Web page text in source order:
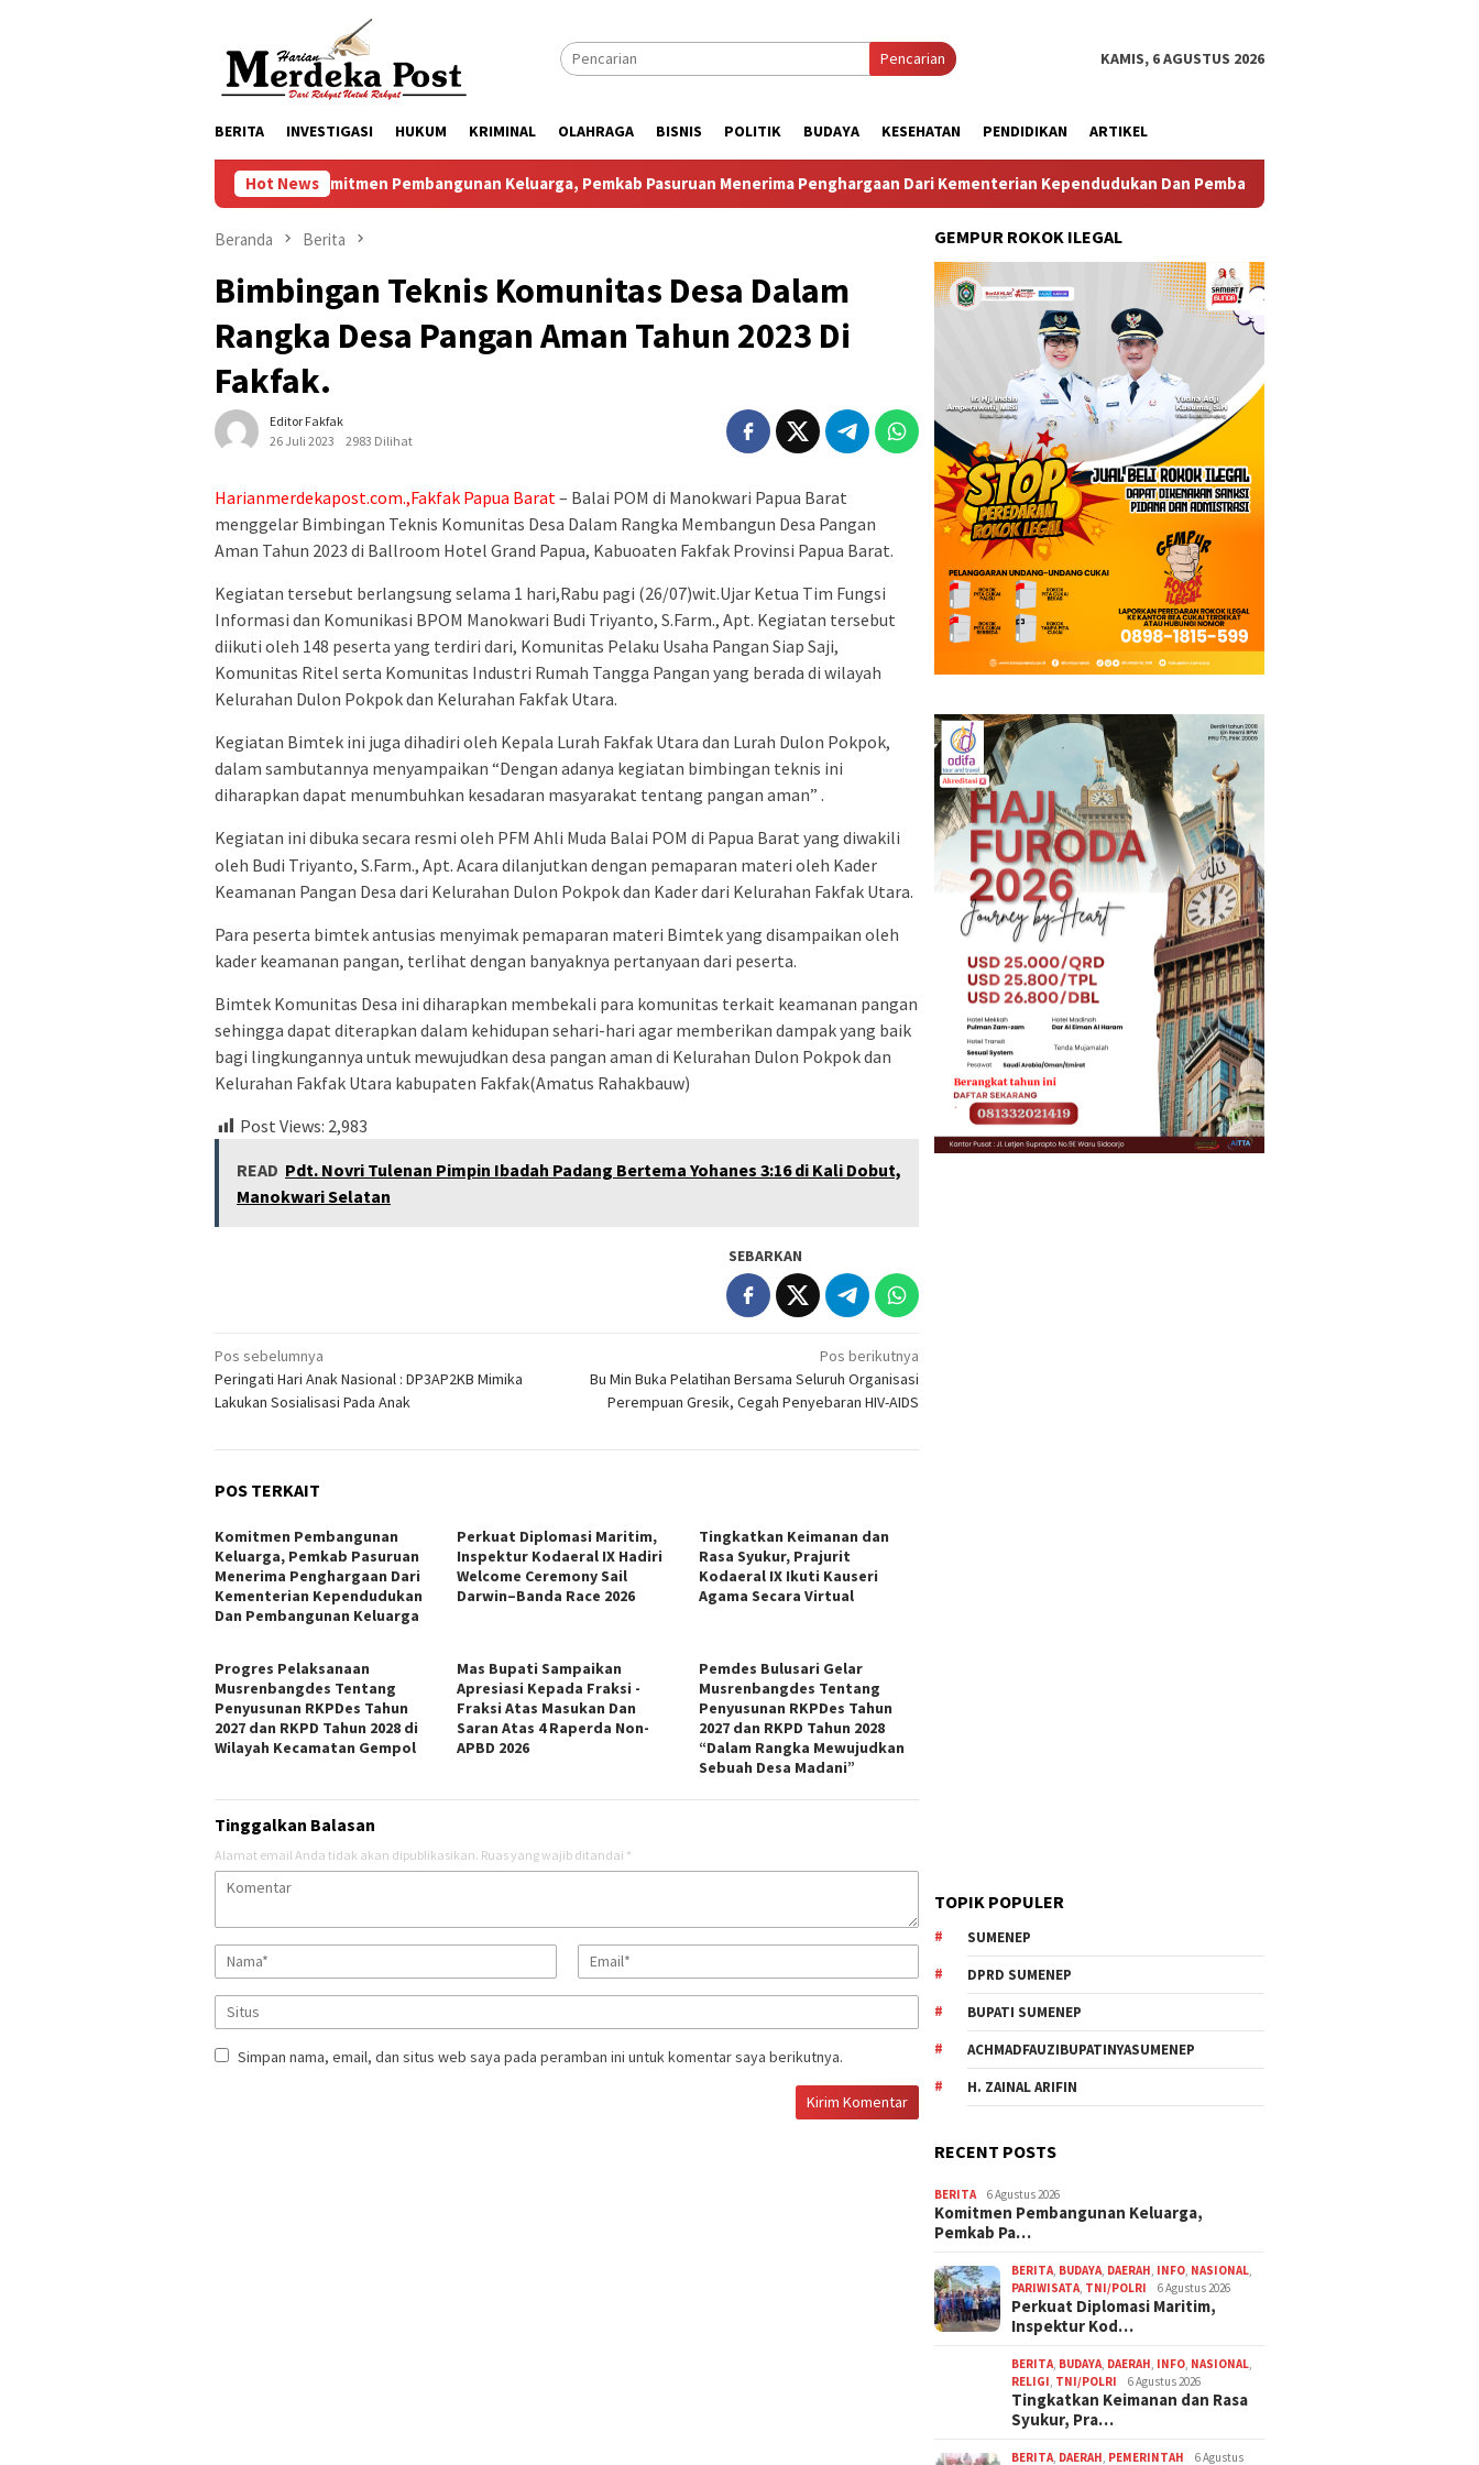
Pencarian KAMIS, 6 AGUSTUS 2026
BERITA INVESTIGASI HUKUM KRIMINAL OLAHRAGA BISNIS POLITIK BUDAYA KESEHATAN PENDIDIKAN ARTIKEL
Hot News
Komitmen Pembangunan Keluarga, Pemkab Pasuruan Menerima Penghargaan Dari Kementerian Kependudukan Dan Pembangunan Keluarga
Beranda Berita
Bimbingan Teknis Komunitas Desa Dalam
Rangka Desa Pangan Aman Tahun 2023 Di
Fakfak.
Editor Fakfak
26 Juli 2023
2983 Dilihat
Harianmerdekapost.com.,Fakfak Papua Barat– Balai POM di Manokwari Papua Barat
menggelar Bimbingan Teknis Komunitas Desa Dalam Rangka Membangun Desa Pangan
Aman Tahun 2023 di Ballroom Hotel Grand Papua, Kabuoaten Fakfak Provinsi Papua Barat.
Kegiatan tersebut berlangsung selama 1 hari,Rabu pagi (26/07)wit.Ujar Ketua Tim Fungsi
Informasi dan Komunikasi BPOM Manokwari Budi Triyanto, S.Farm., Apt. Kegiatan tersebut
diikuti oleh 148 peserta yang terdiri dari, Komunitas Pelaku Usaha Pangan Siap Saji,
Komunitas Ritel serta Komunitas Industri Rumah Tangga Pangan yang berada di wilayah
Kelurahan Dulon Pokpok dan Kelurahan Fakfak Utara.
Kegiatan Bimtek ini juga dihadiri oleh Kepala Lurah Fakfak Utara dan Lurah Dulon Pokpok,
dalam sambutannya menyampaikan “Dengan adanya kegiatan bimbingan teknis ini
diharapkan dapat menumbuhkan kesadaran masyarakat tentang pangan aman” .
Kegiatan ini dibuka secara resmi oleh PFM Ahli Muda Balai POM di Papua Barat yang diwakili
oleh Budi Triyanto, S.Farm., Apt. Acara dilanjutkan dengan pemaparan materi oleh Kader
Keamanan Pangan Desa dari Kelurahan Dulon Pokpok dan Kader dari Kelurahan Fakfak Utara.
Para peserta bimtek antusias menyimak pemaparan materi Bimtek yang disampaikan oleh
kader keamanan pangan, terlihat dengan banyaknya pertanyaan dari peserta.
Bimtek Komunitas Desa ini diharapkan membekali para komunitas terkait keamanan pangan
sehingga dapat diterapkan dalam kehidupan sehari-hari agar memberikan dampak yang baik
bagi lingkungannya untuk mewujudkan desa pangan aman di Kelurahan Dulon Pokpok dan
Kelurahan Fakfak Utara kabupaten Fakfak(Amatus Rahakbauw)
Post Views: 2,983
READ Pdt. Novri Tulenan Pimpin Ibadah Padang Bertema Yohanes 3:16 di Kali Dobut,
Manokwari Selatan
SEBARKAN
Navigasi
pos
Pos sebelumnya
Peringati Hari Anak Nasional : DP3AP2KB Mimika
Lakukan Sosialisasi Pada Anak
Pos berikutnya
Bu Min Buka Pelatihan Bersama Seluruh Organisasi
Perempuan Gresik, Cegah Penyebaran HIV-AIDS
POS TERKAIT
Komitmen Pembangunan
Keluarga, Pemkab Pasuruan
Menerima Penghargaan Dari
Kementerian Kependudukan
Dan Pembangunan Keluarga
Perkuat Diplomasi Maritim,
Inspektur Kodaeral IX Hadiri
Welcome Ceremony Sail
Darwin–Banda Race 2026
Tingkatkan Keimanan dan
Rasa Syukur, Prajurit
Kodaeral IX Ikuti Kauseri
Agama Secara Virtual
Progres Pelaksanaan
Musrenbangdes Tentang
Penyusunan RKPDes Tahun
2027 dan RKPD Tahun 2028 di
Wilayah Kecamatan Gempol
Mas Bupati Sampaikan
Apresiasi Kepada Fraksi -
Fraksi Atas Masukan Dan
Saran Atas 4 Raperda Non-
APBD 2026
Pemdes Bulusari Gelar
Musrenbangdes Tentang
Penyusunan RKPDes Tahun
2027 dan RKPD Tahun 2028
“Dalam Rangka Mewujudkan
Sebuah Desa Madani”
Tinggalkan Balasan
Alamat email Anda tidak akan dipublikasikan. Ruas yang wajib ditandai *
Simpan nama, email, dan situs web saya pada peramban ini untuk komentar saya berikutnya.
GEMPUR ROKOK ILEGAL
TOPIK POPULER
SUMENEP
DPRD SUMENEP
BUPATI SUMENEP
ACHMADFAUZIBUPATINYASUMENEP
H. ZAINAL ARIFIN
RECENT POSTS
BERITA 6 Agustus 2026
Komitmen Pembangunan Keluarga,
Pemkab Pa…
BERITA, BUDAYA, DAERAH, INFO, NASIONAL,
PARIWISATA, TNI/POLRI 6 Agustus 2026
Perkuat Diplomasi Maritim,
Inspektur Kod…
BERITA, BUDAYA, DAERAH, INFO, NASIONAL,
RELIGI, TNI/POLRI 6 Agustus 2026
Tingkatkan Keimanan dan Rasa
Syukur, Pra…
BERITA, DAERAH, PEMERINTAH 6 Agustus